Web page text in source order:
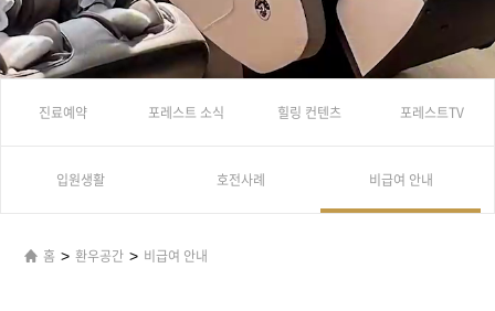
진료예약 포레스트 소식 힐링 컨텐츠 포레스트TV
입원생활 호전사례 비급여 안내
홈 > 환우공간 > 비급여 안내